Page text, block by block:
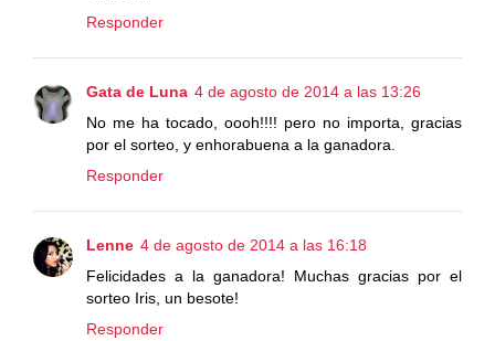
Responder
Gata de Luna 4 de agosto de 2014 a las 13:26
No me ha tocado, oooh!!!! pero no importa, gracias
por el sorteo, y enhorabuena a la ganadora.
Responder
Lenne 4 de agosto de 2014 a las 16:18
Felicidades a la ganadora! Muchas gracias por el
sorteo Iris, un besote!
Responder